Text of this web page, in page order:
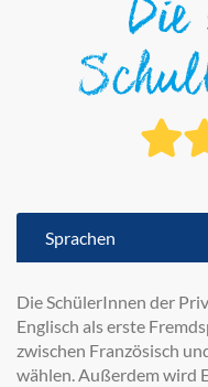
Die
Sprachen
Die SchülerInnen der
Englisch als erste
zwischen Französisch
wählen. Außerdem wird